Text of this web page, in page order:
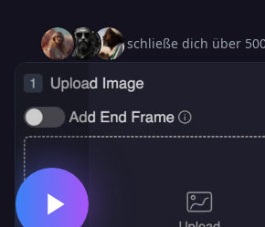
schließe dich über